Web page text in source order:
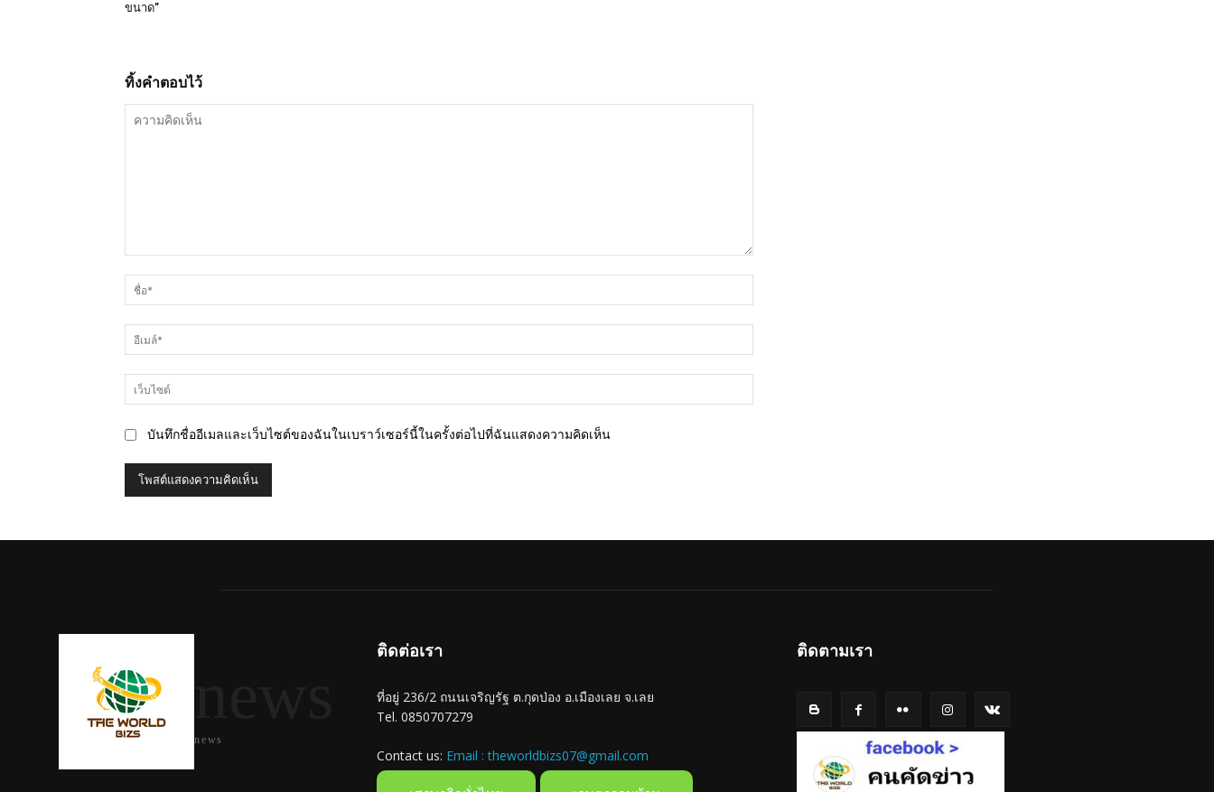
ขนาด”
ทิ้งคำตอบไว้
คิด
เห็น
บันทึกชื่ออีเมลและเว็บไซต์ของฉันในเบราว์เซอร์นี้ในครั้งต่อไปที่ฉันแสดงความคิดเห็น
news
ติดต่อเรา
ที่อยู่ 236/2 ถนนเจริญรัฐ ต.กุดป่อง อ.เมืองเลย จ.เลย
Tel. 0850707279
Contact us: Email : theworldbizs07@gmail.com
ติดตามเรา